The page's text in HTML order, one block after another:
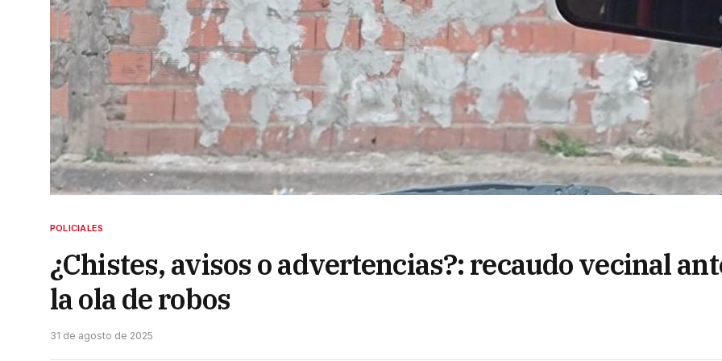
POLICIALES
¿Chistes, avisos o advertencias?: recaudo vecinal
la ola de robos
31 de agosto de 2025